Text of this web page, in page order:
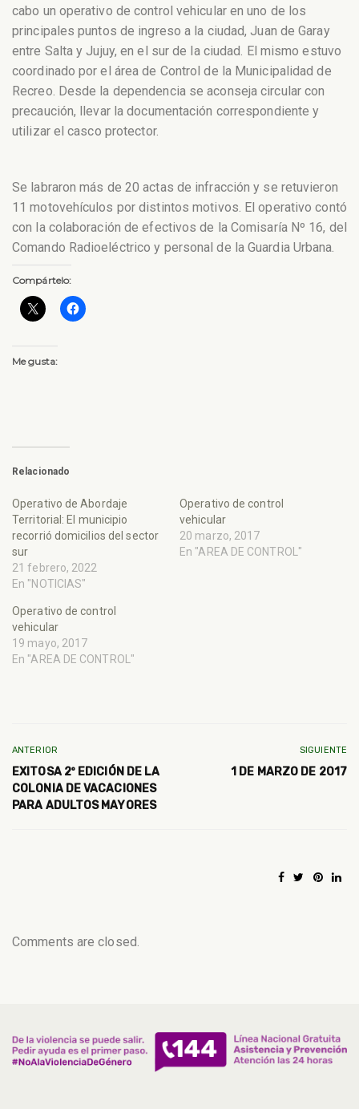
cabo un operativo de control vehicular en uno de los
principales puntos de ingreso a la ciudad, Juan de Garay
entre Salta y Jujuy, en el sur de la ciudad. El mismo estuvo
coordinado por el área de Control de la Municipalidad de
Recreo. Desde la dependencia se aconseja circular con
precaución, llevar la documentación correspondiente y
utilizar el casco protector.
Se labraron más de 20 actas de infracción y se retuvieron
11 motovehículos por distintos motivos. El operativo contó
con la colaboración de efectivos de la Comisaría Nº 16, del
Comando Radioeléctrico y personal de la Guardia Urbana.
Compártelo:
Me gusta:
Relacionado
Operativo de Abordaje
Territorial: El municipio
recorrió domicilios del sector
sur
21 febrero, 2022
En "NOTICIAS"
Operativo de control
vehicular
20 marzo, 2017
En "AREA DE CONTROL"
Operativo de control
vehicular
19 mayo, 2017
En "AREA DE CONTROL"
ANTERIOR
EXITOSA 2º EDICIÓN DE LA
COLONIA DE VACACIONES
PARA ADULTOS MAYORES
SIGUIENTE
1 DE MARZO DE 2017
Comments are closed.